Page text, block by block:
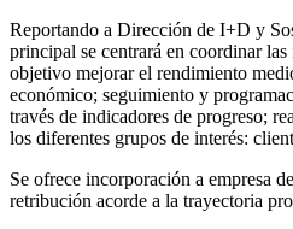
Reportando a Dirección de I+D y
principal se centrará en coordinar
objetivo mejorar el rendimiento
económico; seguimiento y
través de indicadores de progreso;
los diferentes grupos de interés:
Se ofrece incorporación a empresa
retribución acorde a la trayectoria